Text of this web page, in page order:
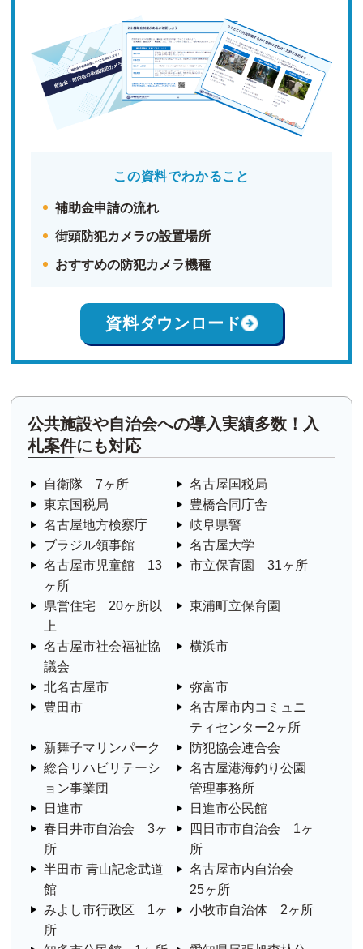
この資料でわかること
補助金申請の流れ
街頭防犯カメラの設置場所
おすすめの防犯カメラ機種
資料ダウンロード
公共施設や自治会への導入実績多数！入
札案件にも対応
自衛隊 7ヶ所
名古屋国税局
東京国税局
豊橋合同庁舎
名古屋地方検察庁
岐阜県警
ブラジル領事館
名古屋大学
名古屋市児童館 13
ヶ所
市立保育園 31ヶ所
県営住宅 20ヶ所以
上
東浦町立保育園
名古屋市社会福祉協
議会
横浜市
北名古屋市
弥富市
豊田市
名古屋市内コミュニ
ティセンター2ヶ所
新舞子マリンパーク
防犯協会連合会
総合リハビリテーシ
ョン事業団
名古屋港海釣り公園
管理事務所
日進市
日進市公民館
春日井市自治会 3ヶ
所
四日市市自治会 1ヶ
所
半田市 青山記念武道
館
名古屋市内自治会
25ヶ所
みよし市行政区 1ヶ
所
小牧市自治体 2ヶ所